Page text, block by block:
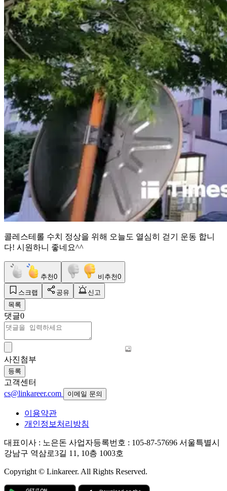
콜레스테롤 수치 정상을 위해 오늘도 열심히 걷기 운동 합니
다! 시원하니 좋네요^^
추천0 비추천0
스크랩 공유
신고
목록
댓글0
사진첨부
등록
고객센터
cs@linkareer.com
이메일 문의
이용약관
개인정보처리방침
대표이사 : 노은돈 사업자등록번호 : 105-87-57696 서울특별시
강남구 역삼로3길 11, 10층 1003호
Copyright © Linkareer. All Rights Reserved.